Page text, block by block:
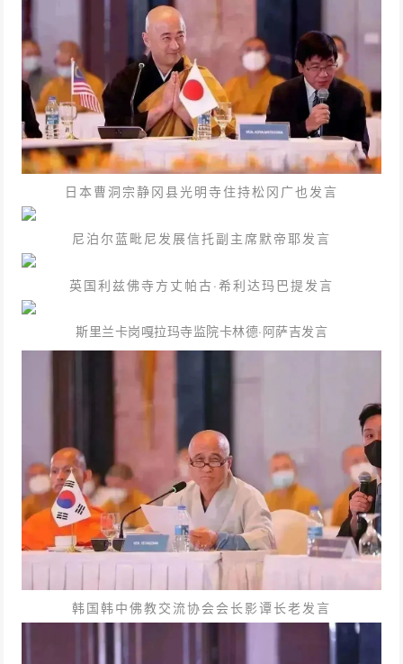
日本曹洞宗静冈县光明寺住持松冈广也发言
尼泊尔蓝毗尼发展信托副主席默帝耶发言
英国利兹佛寺方丈帕古·希利达玛巴提发言
斯里兰卡岗嘎拉玛寺监院卡林德·阿萨吉发言
韩国韩中佛教交流协会会长影谭长老发言